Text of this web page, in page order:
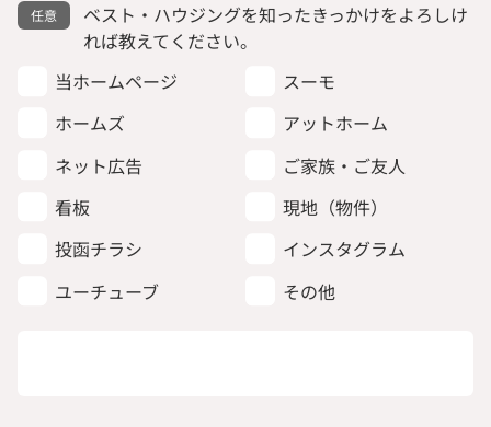
ベスト・ハウジングを知ったきっかけをよろしけ
れば教えてください。
当ホームページ
スーモ
ホームズ
アットホーム
ネット広告
ご家族・ご友人
看板
現地（物件）
投函チラシ
インスタグラム
ユーチューブ
その他